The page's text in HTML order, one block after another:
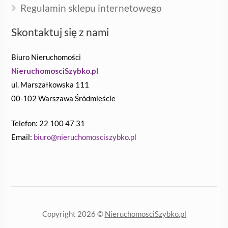
Regulamin sklepu internetowego
Skontaktuj się z nami
Biuro Nieruchomości
NieruchomosciSzybko.pl
ul. Marszałkowska 111
00-102 Warszawa Śródmieście
Telefon: 22 100 47 31
Email: biuro@nieruchomosciszybko.pl
Copyright 2026 © NieruchomosciSzybko.pl